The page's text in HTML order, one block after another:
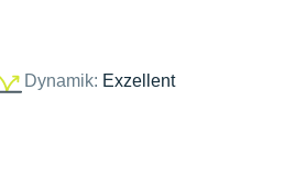
Dynamik: Exzellent